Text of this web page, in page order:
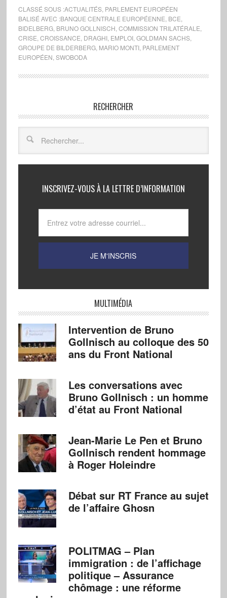
CLASSÉ SOUS :ACTUALITÉS, PARLEMENT EUROPÉEN
BALISÉ AVEC :BANQUE CENTRALE EUROPÉENNE BCE
BIDELBERG, BRUNO GOLLNISCH COMMISSION TRILATÉRALE
CRISE CROISSANCE DRAGHI, EMPLOI, GOLDMAN SACHS,
GROUPE DE BILDERBERG, MARIO MONTI, PARLEMENT
EUROPÉEN SWOBODA
RECHERCHER
INSCRIVEZ-VOUS À LA LETTRE D’INFORMATION
MULTIMÉDIA
Intervention de Bruno
Gollnisch au colloque des 50
ans du Front National
Les conversations avec
Bruno Gollnisch : un homme
d’état au Front National
Jean-Marie Le Pen et Bruno
Gollnisch rendent hommage
à Roger Holeindre
Débat sur RT France au sujet
de l’affaire Ghosn
POLITMAG – Plan
immigration : de l’affichage
politique – Assurance
chômage : une réforme